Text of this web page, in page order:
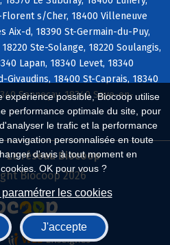
possible, Biocoop utilise
performance optimale du site, pour
le trafic et la performance
navigation personnalisée en toute
d'avis à tout moment en
OK pour vous ?
les cookies
J'accepte
s/Cher, 18400 Villeneuve
Aix-d, 18390 St-Germain-du-Puy,
Ste-Solange, 18220 Soulangis,
Lapan, 18340 Levet, 18340
Givaudins, 18400 St-Caprais, 18340
Senneçay, 18340 Soye-en-
Le réseau Biocoop
Biocoop 2026